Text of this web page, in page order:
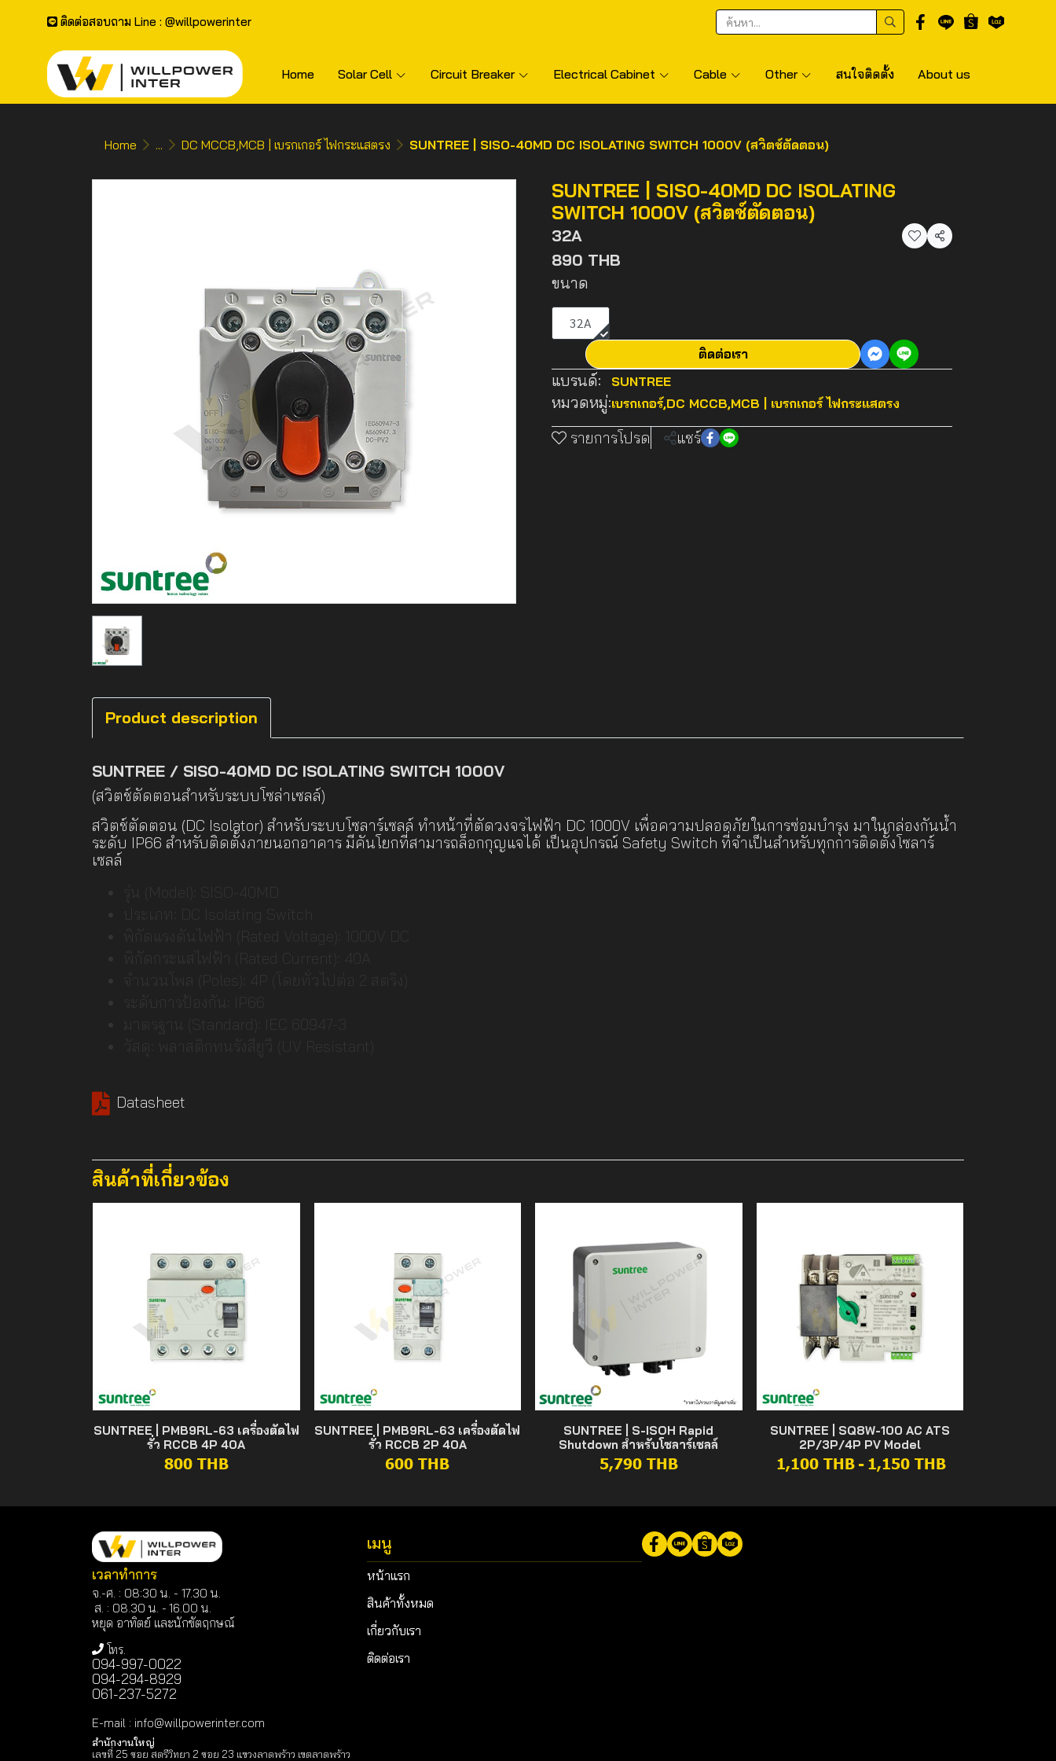
ติดต่อสอบถาม Line : @willpowerinter
Home Solar Cell Circuit Breaker Electrical Cabinet Cable Other สนใจติดตั้ง About us
Home ... DC MCCB,MCB | เบรกเกอร์ ไฟกระแสตรง SUNTREE | SISO-40MD DC ISOLATING SWITCH 1000V (สวิตช์ตัดตอน)
SUNTREE | SISO-40MD DC ISOLATING
SWITCH 1000V (สวิตช์ตัดตอน)
32A แชร์
890 THB
ขนาด
32A
ติดต่อเรา
แบรนด์: SUNTREE
หมวดหมู่:เบรกเกอร์,DC MCCB,MCB | เบรกเกอร์ ไฟกระแสตรง
รายการโปรด แชร์
Product description
SUNTREE / SISO-40MD DC ISOLATING SWITCH 1000V
(สวิตช์ตัดตอนสำหรับระบบโซล่าเซลล์)
สวิตช์ตัดตอน (DC Isolator) สำหรับระบบโซลาร์เซลล์ ทำหน้าที่ตัดวงจรไฟฟ้า DC 1000V เพื่อความปลอดภัยในการซ่อมบำรุง มาในกล่องกันน้ำ
ระดับ IP66 สำหรับติดตั้งภายนอกอาคาร มีคันโยกที่สามารถล็อกกุญแจได้ เป็นอุปกรณ์ Safety Switch ที่จำเป็นสำหรับทุกการติดตั้งโซลาร์
เซลล์
Datasheet
สินค้าที่เกี่ยวข้อง
SUNTREE | PMB9RL-63 เครื่องตัดไฟ
รั่ว RCCB 4P 40A
800 THB
SUNTREE | PMB9RL-63 เครื่องตัดไฟ
รั่ว RCCB 2P 40A
600 THB
SUNTREE | S-ISOH Rapid
Shutdown สำหรับโซลาร์เซลล์
5,790 THB
SUNTREE | SQ8W-100 AC ATS
2P/3P/4P PV Model
1,100 THB - 1,150 THB
เวลาทำการ
จ.-ศ. : 08:30 น. - 17.30 น.
ส. : 08.30 น. - 16.00 น.
หยุด อาทิตย์ และนักขัตฤกษณ์
โทร.
094-997-0022
094-294-8929
061-237-5272
E-mail : info@willpowerinter.com
สำนักงานใหญ่
เลขที่ 25 ซอย สตรีวิทยา 2 ซอย 23 แขวงลาดพร้าว เขตลาดพร้าว
เมนู
หน้าแรก
สินค้าทั้งหมด
เกี่ยวกับเรา
ติดต่อเรา